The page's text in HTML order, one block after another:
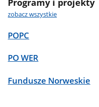
zobacz wszystkie
POPC
PO WER
Fundusze Norweskie